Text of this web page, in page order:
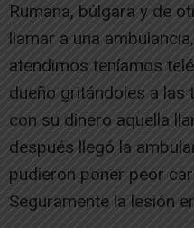
Rumana, búlgara y de
llamar a una
atendimos teníamos
dueño gritándoles a las
con su dinero aquella
después llegó la
pudieron poner peor
Seguramente la lesión